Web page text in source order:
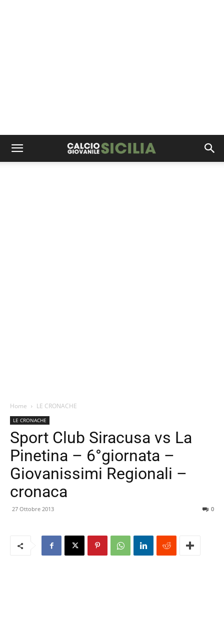
Home LE CRONACHE
LE CRONACHE
Sport Club Siracusa vs La
Pinetina – 6°giornata –
Giovanissimi Regionali –
cronaca
27 Ottobre 2013 0